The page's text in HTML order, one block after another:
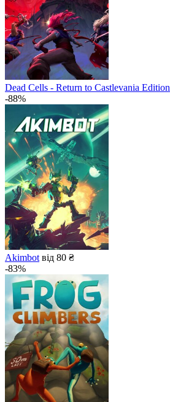
Dead Cells - Return to Castlevania Edition
-88%
Akimbot від 80 ₴
-83%